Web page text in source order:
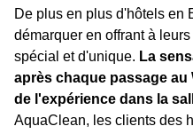
De plus en plus d'hôtels en
démarquer en offrant à
spécial et d'unique. La
après chaque passage au
de l'expérience dans la
AquaClean, les clients des